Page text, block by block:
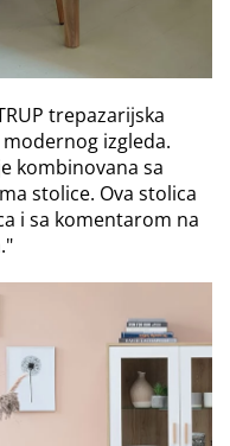
trepazarijska
izgleda.
kombinovana sa
stolice. Ova stolica
i sa komentarom na